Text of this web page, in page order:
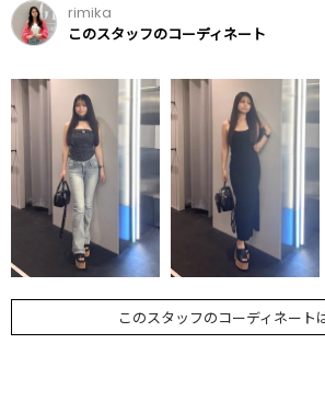
rimika
このスタッフのコーディネート
このスタッフのコーディネート